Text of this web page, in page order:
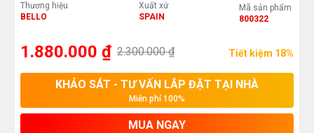
Thương hiệu
BELLO
Xuất xứ
SPAIN
Mã sản phẩm
800322
1.880.000 ₫ 2.300.000 ₫ Tiết kiệm 18%
KHẢO SÁT - TƯ VẤN LẮP ĐẶT TẠI NHÀ
Miễn phí 100%
MUA NGAY